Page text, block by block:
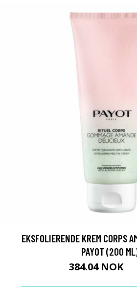
EKSFOLIERENDE KREM CORPS
PAYOT (200
384.04 NOK